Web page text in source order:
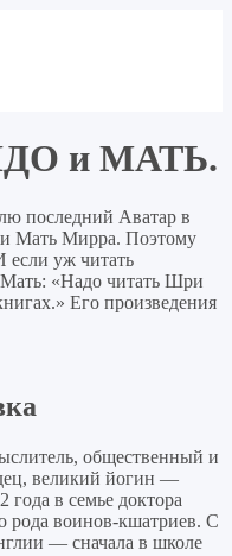
и МАТЬ.
последний Аватар в
Мать Мирра. Поэтому
если уж читать
Мать: «Надо читать Шри
Его произведения
общественный и
великий йогин —
года в семье доктора
рода воинов-кшатриев. С
— сначала в школе